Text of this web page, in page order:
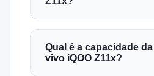
Qual é a capacidade
vivo iQOO Z11x?